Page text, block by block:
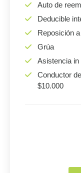
Auto de
Deducible
Reposición
Grúa
Asistencia in
Conductor
$10.000